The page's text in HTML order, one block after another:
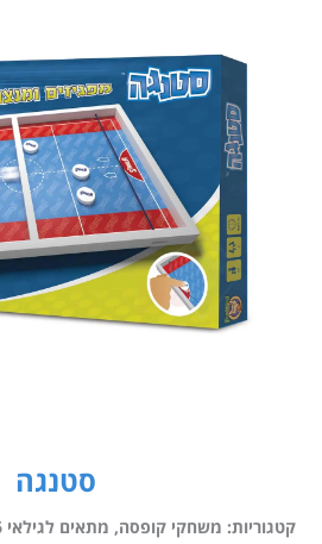
סטנגה
קטגוריות: משחקי קופסה, מתאים לגילאי 6+